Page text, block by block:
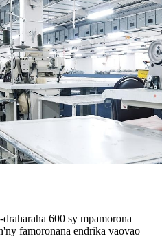
600 sy mpamorona
famoronana endrika vaovao